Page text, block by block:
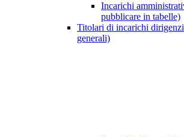
Incarichi
pubblicare in tabelle)
Titolari di incarichi
generali)